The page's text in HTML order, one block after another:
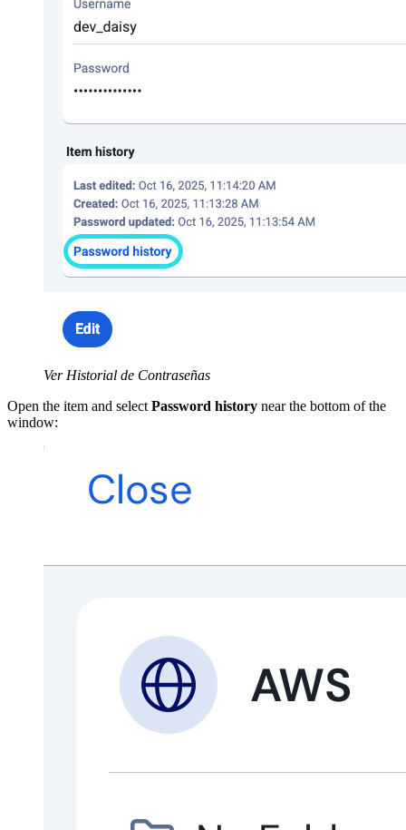
Ver Historial de Contraseñas
Open the item and selectPassword history near the bottom of the
window: